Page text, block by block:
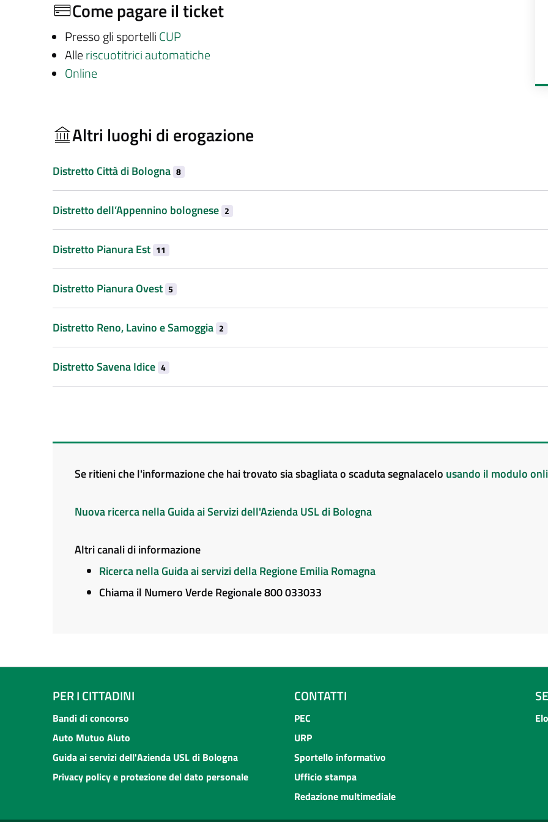
Come pagare il ticket
Presso gli sportelli CUP
Alleriscuotitrici automatiche
Online
Altri luoghi di erogazione
Distretto Città di Bologna 8
Distretto dell’Appennino bolognese 2
Distretto Pianura Est 11
Distretto Pianura Ovest 5
Distretto Reno, Lavino e Samoggia 2
Distretto Savena Idice 4
Se ritieni che l'informazione che hai trovato sia sbagliata o scaduta segnalacelo usando il modulo
Nuova ricerca nella Guida ai Servizi dell'Azienda USL di Bologna
Altri canali di informazione
Ricerca nella Guida ai servizi della Regione Emilia Romagna
Chiama il Numero Verde Regionale 800 033033
PER I CITTADINI
Bandi di concorso
Auto Mutuo Aiuto
Guida ai servizi dell'Azienda USL di Bologna
Privacy policy e protezione del dato personale
CONTATTI
PEC
URP
Sportello informativo
Ufficio stampa
Redazione multimediale